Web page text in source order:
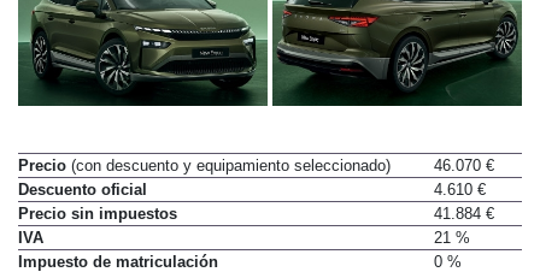
Precio (con descuento y equipamiento seleccionado)
46.070 €
Descuento oficial
4.610 €
Precio sin impuestos
41.884 €
IVA
21 %
Impuesto de matriculación
0 %